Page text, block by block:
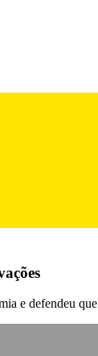
e defendeu